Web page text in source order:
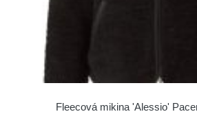
Fleecová mikina 'Alessio'